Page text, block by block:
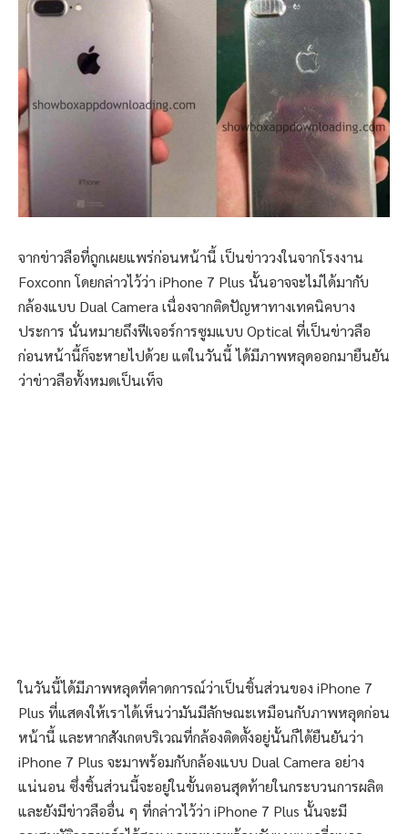
จากข่าวลือที่ถูกเผยแพร่ก่อนหน้านี้ เป็นข่าววงในจากโรงงาน
Foxconn โดยกล่าวไว้ว่า iPhone 7 Plus นั้นอาจจะไม่ได้มากับ
กล้องแบบ Dual Camera เนื่องจากติดปัญหาทางเทคนิคบาง
ประการ นั่นหมายถึงฟีเจอร์การซูมแบบ Optical ที่เป็นข่าวลือ
ก่อนหน้านี้ก็จะหายไปด้วย แต่ในวันนี้ ได้มีภาพหลุดออกมายืนยัน
ว่าข่าวลือทั้งหมดเป็นเท็จ
ในวันนี้ได้มีภาพหลุดที่คาดการณ์ว่าเป็นชิ้นส่วนของ iPhone 7
Plus ที่แสดงให้เราได้เห็นว่ามันมีลักษณะเหมือนกับภาพหลุดก่อน
หน้านี้ และหากสังเกตบริเวณที่กล้องติดตั้งอยู่นั้นก็ได้ยืนยันว่า
iPhone 7 Plus จะมาพร้อมกับกล้องแบบ Dual Camera อย่าง
แน่นอน ซึ่งชิ้นส่วนนี้จะอยู่ในขั้นตอนสุดท้ายในกระบวนการผลิต
และยังมีข่าวลืออื่น ๆ ที่กล่าวไว้ว่า iPhone 7 Plus นั้นจะมี